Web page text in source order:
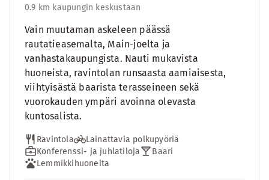
0.9 km kaupungin keskustaan
Vain muutaman askeleen päässä
rautatieasemalta, Main-joelta ja
vanhastakaupungista. Nauti mukavista
huoneista, ravintolan runsaasta aamiaisesta,
viihtyisästä baarista terasseineen sekä
vuorokauden ympäri avoinna olevasta
kuntosalista.
Ravintola
Lainattavia polkupyöriä
Konferenssi- ja juhlatiloja
Baari
Lemmikkihuoneita